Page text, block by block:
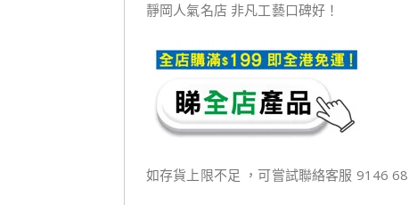
靜岡人氣名店 非凡工藝口碑好！
如存貨上限不足 ，可嘗試聯絡客服 9146